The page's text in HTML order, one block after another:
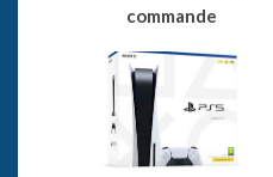
commande